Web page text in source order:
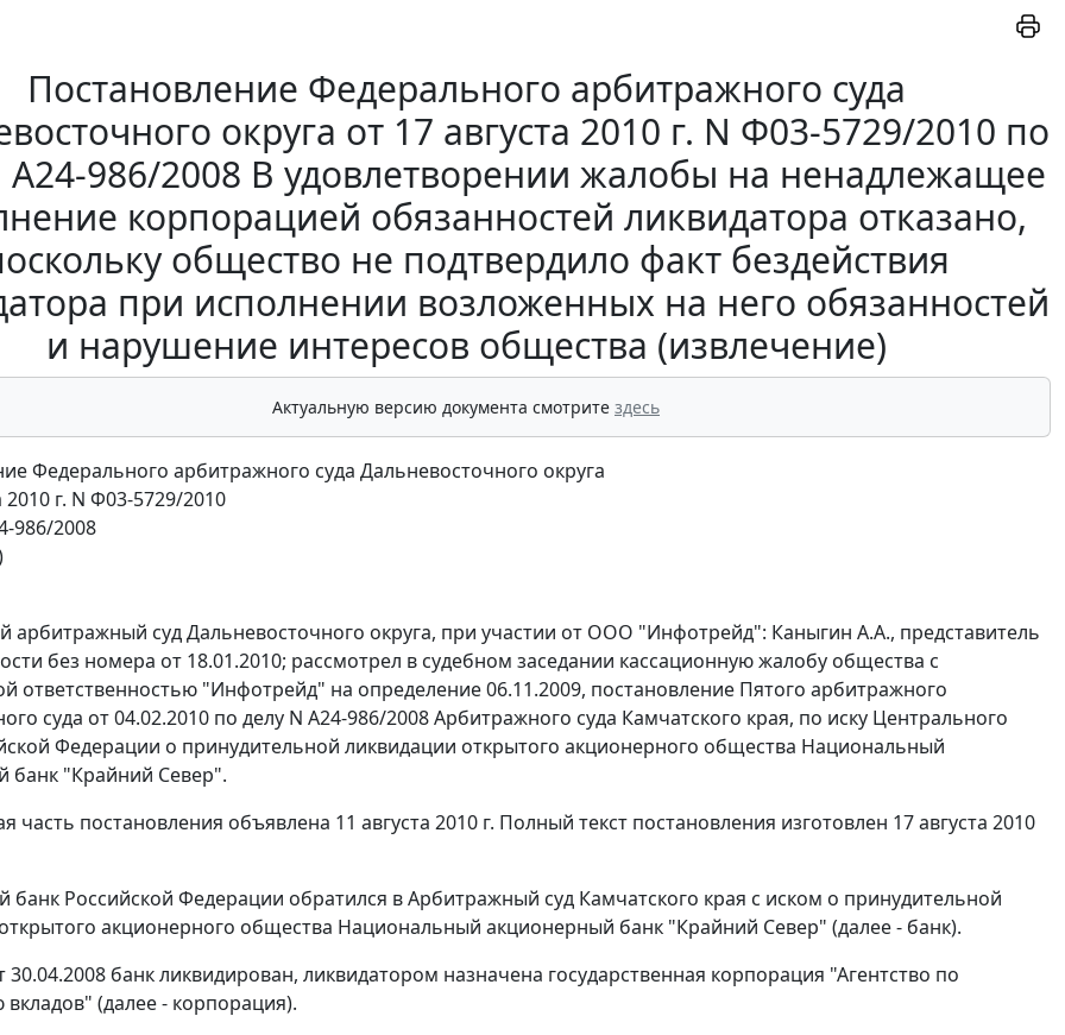
Постановление Федерального арбитражного суда
округа от 17 августа 2010 г. N Ф03-5729/2010 по
А24-986/2008 В удовлетворении жалобы на ненадлежащее
корпорацией обязанностей ликвидатора отказано,
общество не подтвердило факт бездействия
при исполнении возложенных на него обязанностей
и нарушение интересов общества (извлечение)
Актуальную версию документа смотрите здесь
Федерального арбитражного суда Дальневосточного округа
2010 г. N Ф03-5729/2010
986/2008
арбитражный суд Дальневосточного округа, при участии от ООО "Инфотрейд": Каныгин А.А., представитель
без номера от 18.01.2010; рассмотрел в судебном заседании кассационную жалобу общества с
ответственностью "Инфотрейд" на определение 06.11.2009, постановление Пятого арбитражного
суда от 04.02.2010 по делу N А24-986/2008 Арбитражного суда Камчатского края, по иску Центрального
Федерации о принудительной ликвидации открытого акционерного общества Национальный
банк "Крайний Север".
часть постановления объявлена 11 августа 2010 г. Полный текст постановления изготовлен 17 августа 2010
банк Российской Федерации обратился в Арбитражный суд Камчатского края с иском о принудительной
акционерного общества Национальный акционерный банк "Крайний Север" (далее - банк).
банк ликвидирован, ликвидатором назначена государственная корпорация "Агентство по
(далее - корпорация).